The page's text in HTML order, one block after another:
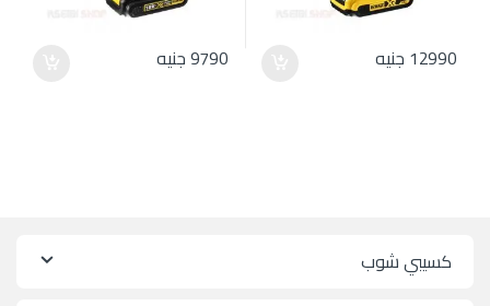
12990 جنيه 9790جنيه
كسيبي شوب